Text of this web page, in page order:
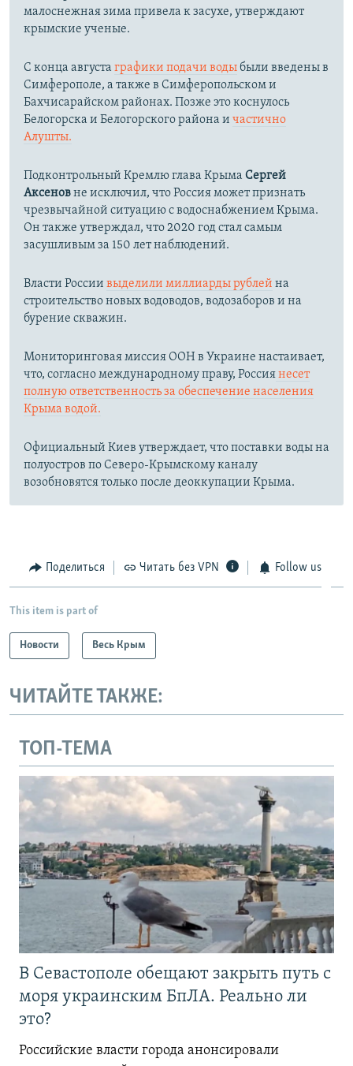
малоснежная зима привела к засухе, утверждают
крымские ученые.
С конца августа графики подачи водыбыли введены в
Симферополе, а также в Симферопольском и
Бахчисарайском районах. Позже это коснулось
Белогорска и Белогорского района и частично
Алушты.
Подконтрольный Кремлю глава Крыма Сергей
Аксеновне исключил, что Россия может признать
чрезвычайной ситуацию с водоснабжением Крыма.
Он также утверждал, что 2020 год стал самым
засушливым за 150 лет наблюдений.​
Власти России выделили миллиарды рублей на
строительство новых водоводов, водозаборов и на
бурение скважин.
Мониторинговая миссия ООН в Украине настаивает,
что, согласно международному праву, Россиянесет
полную ответственность за обеспечение населения
Крыма водой.
Официальный Киев утверждает, что поставки воды на
полуостров по Северо-Крымскому каналу
возобновятся только после деоккупации Крыма.
Поделиться Читать без VPN Follow us
This item is part of
Новости Весь Крым
ЧИТАЙТЕ ТАКЖЕ:
ТОП-ТЕМА
В Севастополе обещают закрыть путь с
моря украинским БпЛА. Реально ли
это?
Российские власти города анонсировали